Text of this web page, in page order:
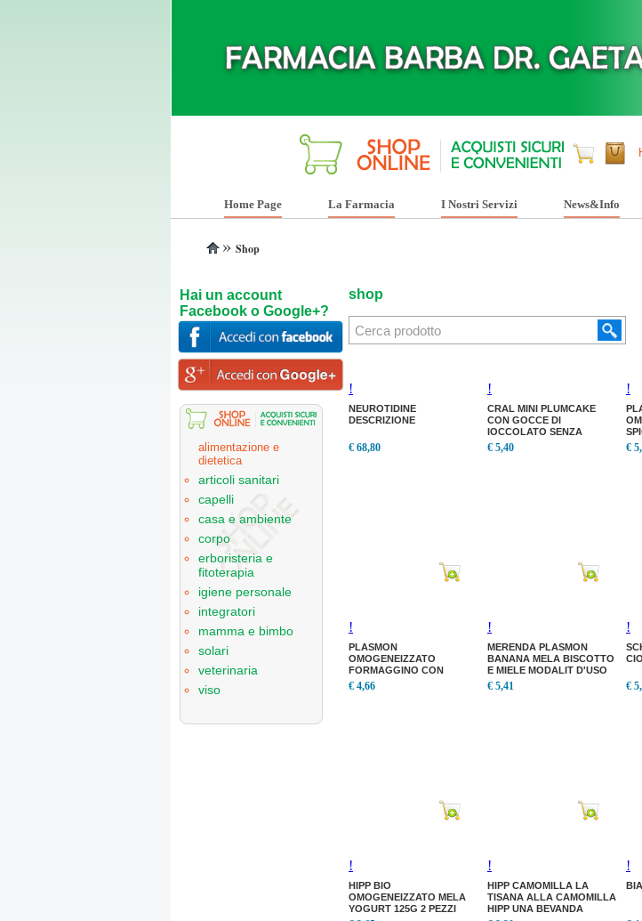
Hai un account
Facebook o Google+?
alimentazione e
dietetica
articoli sanitari
capelli
casa e ambiente
corpo
erboristeria e
fitoterapia
igiene personale
integratori
mamma e bimbo
solari
veterinaria
viso
Home Page La Farmacia I Nostri Servizi News&Info
» Shop
shop
!
NEUROTIDINE
DESCRIZIONE
€ 68,80
!
CRAL MINI PLUMCAKE
CON GOCCE DI
IOCCOLATO SENZA
GLUTINE PRODOTTO
DESTINATO A SOGGETTI
€ 5,40
!
€
!
PLASMON
OMOGENEIZZATO
FORMAGGINO CON
PROSCIUTTO 80G 2 PEZZI
PLASMON
€ 4,66
!
MERENDA PLASMON
BANANA MELA BISCOTTO
E MIELE MODALIT D'USO
PU ESSERE CONSUMATO
COME MERENDA. PU
€ 5,41
!
€
!
HIPP BIO
OMOGENEIZZATO MELA
YOGURT 125G 2 PEZZI
!
HIPP CAMOMILLA LA
TISANA ALLA CAMOMILLA
HIPP UNA BEVANDA
!